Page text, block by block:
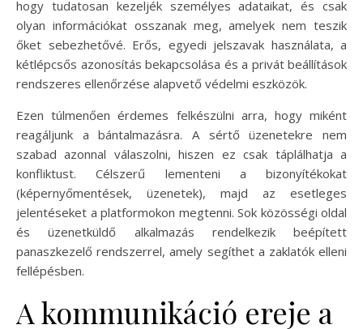
hogy tudatosan kezeljék személyes adataikat, és csak
olyan információkat osszanak meg, amelyek nem teszik
őket sebezhetővé. Erős, egyedi jelszavak használata, a
kétlépcsős azonosítás bekapcsolása és a privát beállítások
rendszeres ellenőrzése alapvető védelmi eszközök.
Ezen túlmenően érdemes felkészülni arra, hogy miként
reagáljunk a bántalmazásra. A sértő üzenetekre nem
szabad azonnal válaszolni, hiszen ez csak táplálhatja a
konfliktust. Célszerű lementeni a bizonyítékokat
(képernyőmentések, üzenetek), majd az esetleges
jelentéseket a platformokon megtenni. Sok közösségi oldal
és üzenetküldő alkalmazás rendelkezik beépített
panaszkezelő rendszerrel, amely segíthet a zaklatók elleni
fellépésben.
A kommunikáció ereje a